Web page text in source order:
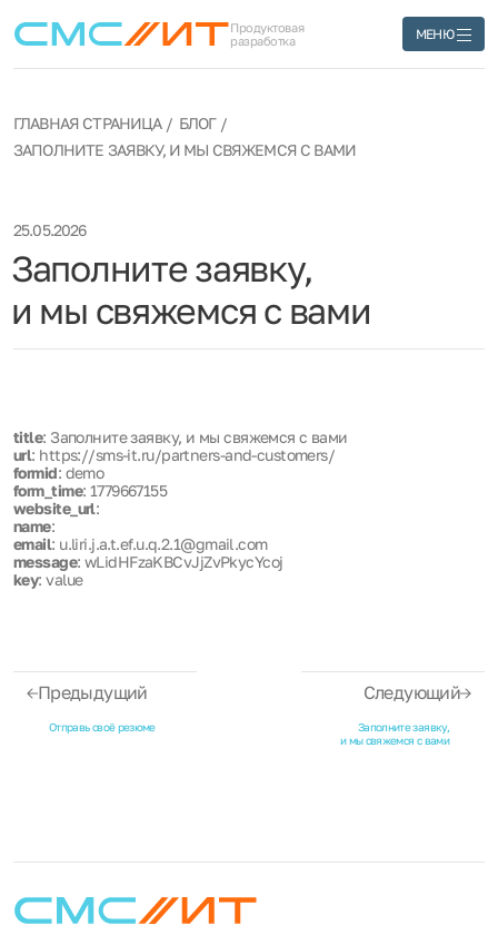
Продуктовая
разработка
МЕНЮ
ГЛАВНАЯ СТРАНИЦА
БЛОГ
ЗАПОЛНИТЕ ЗАЯВКУ, И МЫ СВЯЖЕМСЯ С ВАМИ
Заполните заявку,
и мы свяжемся с вами
25.05.2026
title: Заполните заявку, и мы свяжемся с вами
url: https://sms-it.ru/partners-and-customers/
formid: demo
form_time: 1779667155
website_url:
name:
email: u.liri.j.a.t.ef.u.q.2.1@gmail.com
message: wLidHFzaKBCvJjZvPkycYcoj
key: value
Предыдущий
Отправь своё резюме
Следующий
Заполните заявку,
и мы свяжемся с вами